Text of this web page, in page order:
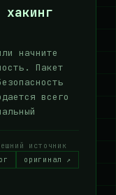
хакинг
начните
Пакет
всего
источник
оригинал ↗